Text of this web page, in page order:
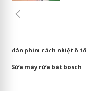
dán phim cách nhiệt ô tô
Sửa máy rửa bát bosch